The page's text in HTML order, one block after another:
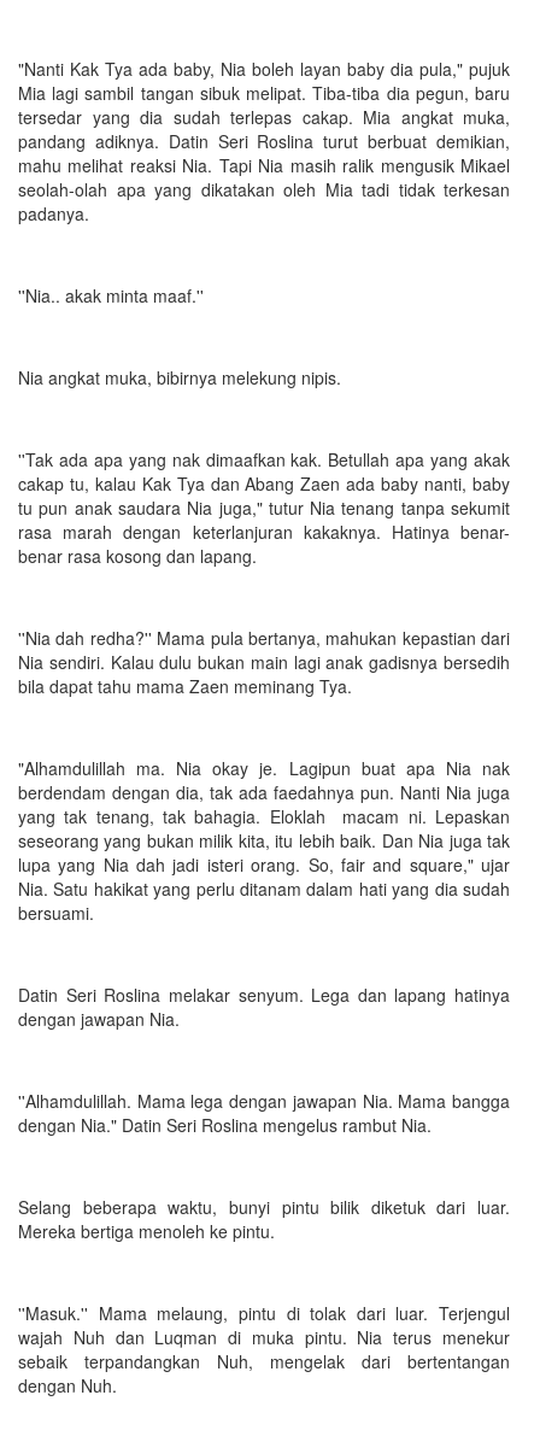
"Nanti Kak Tya ada baby, Nia boleh layan baby dia pula," pujuk
Mia lagi sambil tangan sibuk melipat. Tiba-tiba dia pegun, baru
tersedar yang dia sudah terlepas cakap. Mia angkat muka,
pandang adiknya. Datin Seri Roslina turut berbuat demikian,
mahu melihat reaksi Nia. Tapi Nia masih ralik mengusik Mikael
seolah-olah apa yang dikatakan oleh Mia tadi tidak terkesan
padanya.
''Nia.. akak minta maaf.''
Nia angkat muka, bibirnya melekung nipis.
''Tak ada apa yang nak dimaafkan kak. Betullah apa yang akak
cakap tu, kalau Kak Tya dan Abang Zaen ada baby nanti, baby
tu pun anak saudara Nia juga," tutur Nia tenang tanpa sekumit
rasa marah dengan keterlanjuran kakaknya. Hatinya benar-
benar rasa kosong dan lapang.
''Nia dah redha?'' Mama pula bertanya, mahukan kepastian dari
Nia sendiri. Kalau dulu bukan main lagi anak gadisnya bersedih
bila dapat tahu mama Zaen meminang Tya.
"Alhamdulillah ma. Nia okay je. Lagipun buat apa Nia nak
berdendam dengan dia, tak ada faedahnya pun. Nanti Nia juga
yang tak tenang, tak bahagia. Eloklah macam ni. Lepaskan
seseorang yang bukan milik kita, itu lebih baik. Dan Nia juga tak
lupa yang Nia dah jadi isteri orang. So, fair and square," ujar
Nia. Satu hakikat yang perlu ditanam dalam hati yang dia sudah
bersuami.
Datin Seri Roslina melakar senyum. Lega dan lapang hatinya
dengan jawapan Nia.
''Alhamdulillah. Mama lega dengan jawapan Nia. Mama bangga
dengan Nia." Datin Seri Roslina mengelus rambut Nia.
Selang beberapa waktu, bunyi pintu bilik diketuk dari luar.
Mereka bertiga menoleh ke pintu.
''Masuk.'' Mama melaung, pintu di tolak dari luar. Terjengul
wajah Nuh dan Luqman di muka pintu. Nia terus menekur
sebaik terpandangkan Nuh, mengelak dari bertentangan
dengan Nuh.